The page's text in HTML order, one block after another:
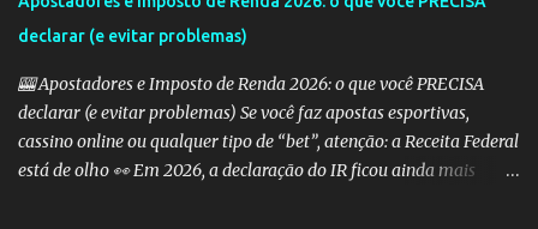
ao exemplo anterior, aqui a equipe recebe uma vantagem de 2
gols. Isso significa que a aposta é vencedora se a equipe perder por
uma diferença de até 2 gols. Se a equipe perder por 3 ou m...
declarar (e evitar problemas)
🎰 Apostadores e Imposto de Renda 2026: o que você PRECISA
declarar (e evitar problemas) Se você faz apostas esportivas,
cassino online ou qualquer tipo de “bet”, atenção: a Receita Federal
está de olho 👀 Em 2026, a declaração do IR ficou ainda mais